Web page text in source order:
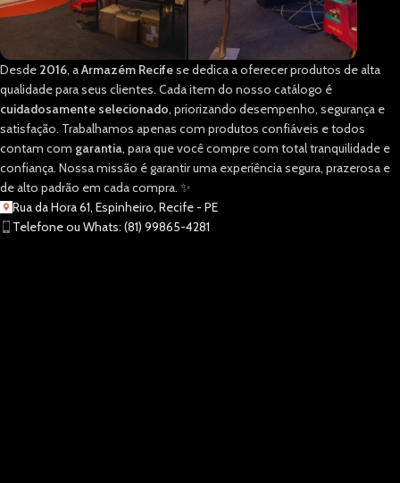
Desde 2016, aArmazém Recifese dedica a oferecer produtos de alta
qualidade para seus clientes. Cada item do nosso catálogo é
cuidadosamente selecionado, priorizando desempenho, segurança e
satisfação. Trabalhamos apenas com produtos confiáveis e todos
contam com garantia, para que você compre com total tranquilidade e
confiança. Nossa missão é garantir uma experiência segura, prazerosa e
de alto padrão em cada compra. ✨
Rua da Hora 61, Espinheiro, Recife - PE
Telefone ou Whats: (81) 99865-4281